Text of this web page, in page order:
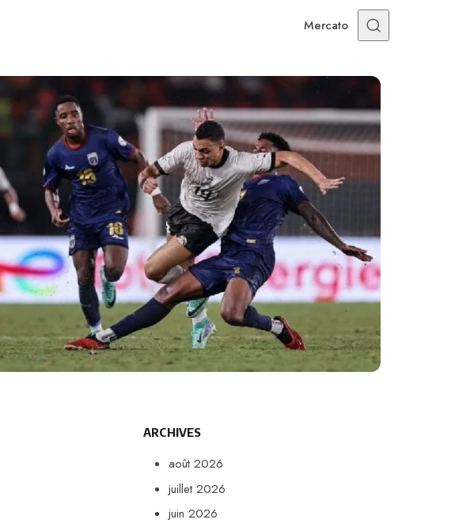
Mercato
ARCHIVES
août 2026
juillet 2026
juin 2026